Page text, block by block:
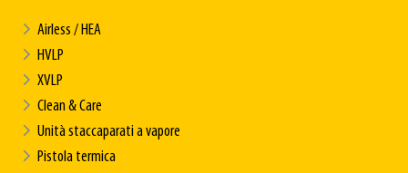
Airless / HEA
HVLP
XVLP
Clean & Care
Unità staccaparati a vapore
Pistola termica